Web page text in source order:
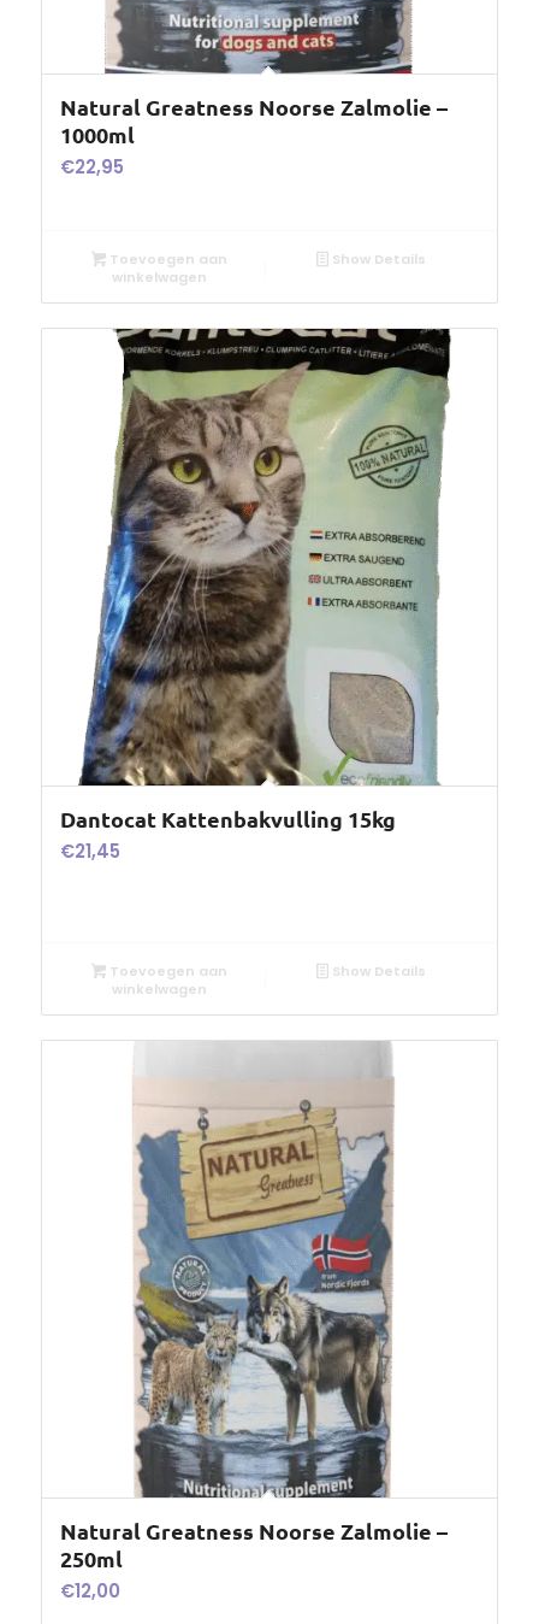
Natural Greatness Noorse Zalmolie –
1000ml
€22,95
Toevoegen aan
winkelwagen
Show Details
Dantocat Kattenbakvulling 15kg
€21,45
Toevoegen aan
winkelwagen
Show Details
Natural Greatness Noorse Zalmolie –
250ml
€12,00